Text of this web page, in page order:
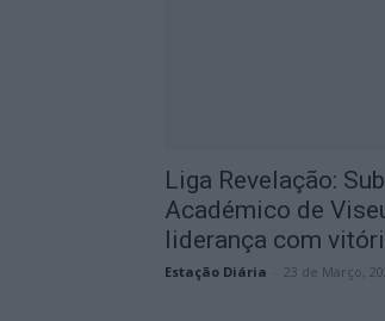
Liga Revelação:
Académico de
liderança com
Estação Diária 23 de Março,